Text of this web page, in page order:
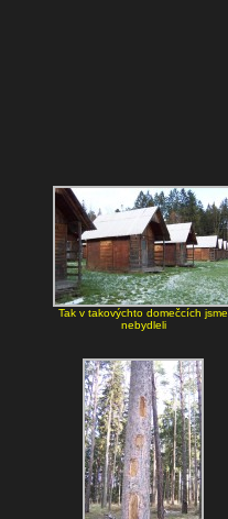
Tak v takovýchto domečcích jsme
nebydleli